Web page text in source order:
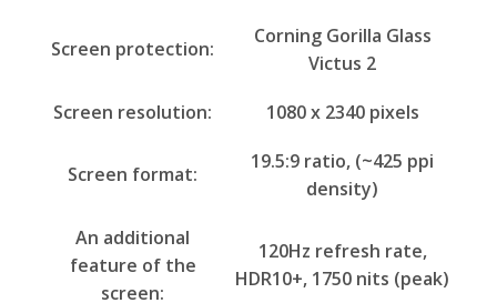
Screen protection:
Corning Gorilla Glass
Victus 2
Screen resolution:
1080 x 2340 pixels
Screen format:
19.5:9 ratio, (~425 ppi
density)
An additional
feature of the
screen:
120Hz refresh rate,
HDR10+, 1750 nits (peak)